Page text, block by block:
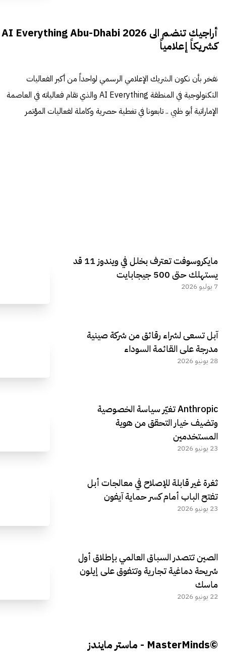
أراجيك تنضم الى AI Everything Abu-Dhabi 2026
كشريكاً إعلامياً
نفخر بأن نكون الشريك الإعلامي الرسمي لواحداً من أكبر الفعاليات
التكنولوجية في المنطقة AI Everything والذي تقام فعالياته في العاصمة
الإماراتية أبو ظبي .. تابعونا في تغطية حصرية وكاملة لفعاليات المؤتمر
مايكروسوفت تعترف بخلل في ويندوز 11 قد
يستهلك حتى 500 جيجابايت
7 يوليو 2026
آبل تسعى لشراء رقائق من شركة صينية
مدرجة على القائمة السوداء
28 يونيو 2026
Anthropic تغيّر سياسة الخصوصية
وتضيف خيار التحقق من هوية
المستخدمين
23 يونيو 2026
ثغرة غير قابلة للإصلاح في معالجات أبل
تفتح الباب أمام كسر حماية آيفون
23 يونيو 2026
الصين تتصدر السباق العالمي بإطلاق أول
شريحة دماغية تجارية وتتفوق على إيلون
ماسك
22 يونيو 2026
©MasterMinds - ماستر مايندز